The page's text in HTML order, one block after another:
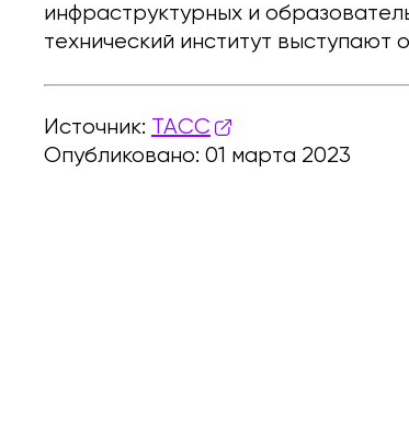
инфраструктурных и
технический институт
Источник: ТАСС
Опубликовано: 01 марта 2023